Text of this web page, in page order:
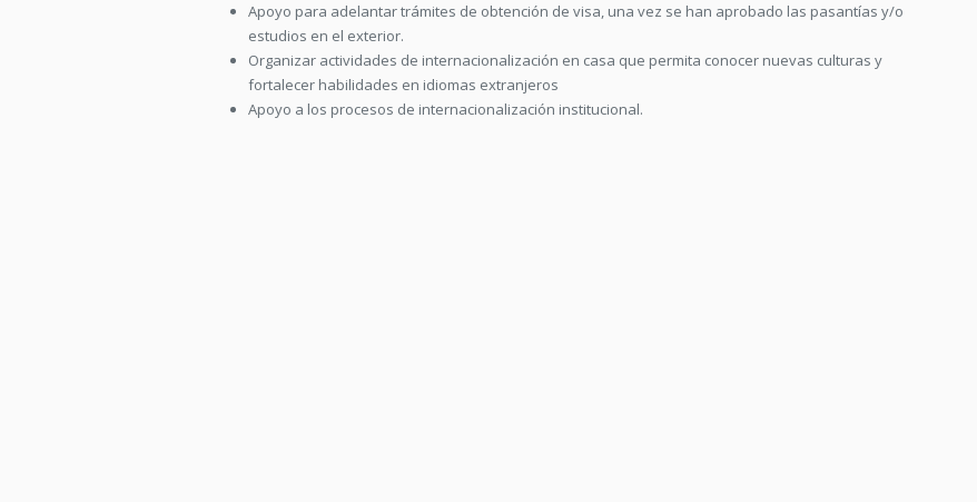
Apoyo para adelantar trámites de obtención de visa, una vez se han aprobado las pasantías y/o
estudios en el exterior.
Organizar actividades de internacionalización en casa que permita conocer nuevas culturas y
fortalecer habilidades en idiomas extranjeros
Apoyo a los procesos de internacionalización institucional.